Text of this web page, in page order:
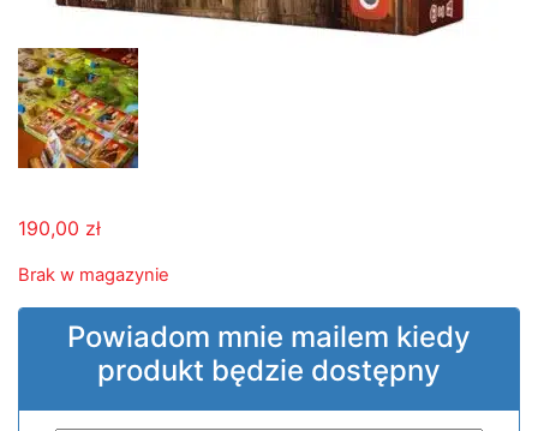
190,00 zł
Brak w magazynie
Powiadom mnie mailem kiedy
produkt będzie dostępny